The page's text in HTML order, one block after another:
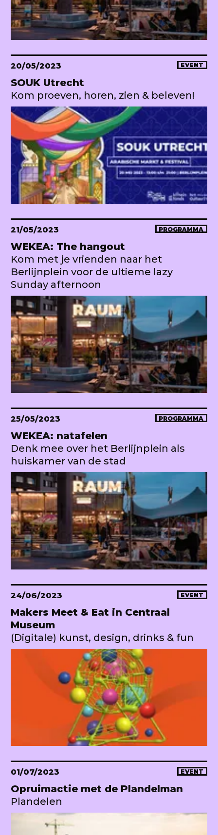
20/05/2023 EVENT
SOUK Utrecht
Kom proeven, horen, zien & beleven!
21/05/2023 PROGRAMMA
WEKEA: The hangout
Kom met je vrienden naar het
Berlijnplein voor de ultieme lazy
Sunday afternoon
25/05/2023 PROGRAMMA
WEKEA: natafelen
Denk mee over het Berlijnplein als
huiskamer van de stad
24/06/2023 EVENT
Makers Meet & Eat in Centraal
Museum
(Digitale) kunst, design, drinks & fun
01/07/2023 EVENT
Opruimactie met de Plandelman
Plandelen